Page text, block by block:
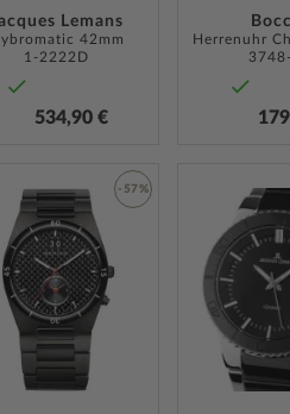
Lemans
42mm
1-2222D
534,90 €
-57%
WUNSCHLISTE
HINZUFÜGEN